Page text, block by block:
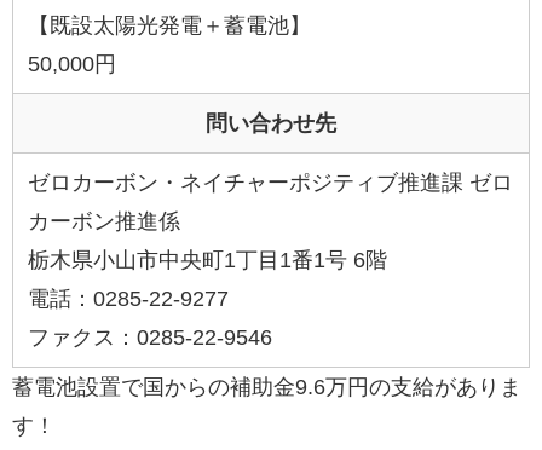
【既設太陽光発電＋蓄電池】
50,000円
問い合わせ先
ゼロカーボン・ネイチャーポジティブ推進課 ゼロ
カーボン推進係
栃木県小山市中央町1丁目1番1号 6階
電話：0285-22-9277
ファクス：0285-22-9546
蓄電池設置で国からの補助金9.6万円の支給がありま
す！